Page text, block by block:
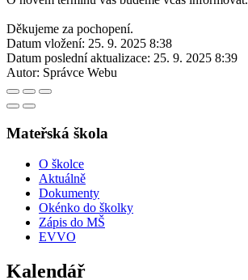
Děkujeme za pochopení.
Datum vložení: 25. 9. 2025 8:38
Datum poslední aktualizace: 25. 9. 2025 8:39
Autor: Správce Webu
Mateřská škola
O školce
Aktuálně
Dokumenty
Okénko do školky
Zápis do MŠ
EVVO
Kalendář